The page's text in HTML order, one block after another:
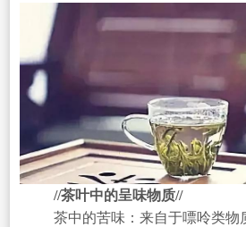
//茶叶中的呈味物质//
茶中的苦味：来自于嘌呤类物